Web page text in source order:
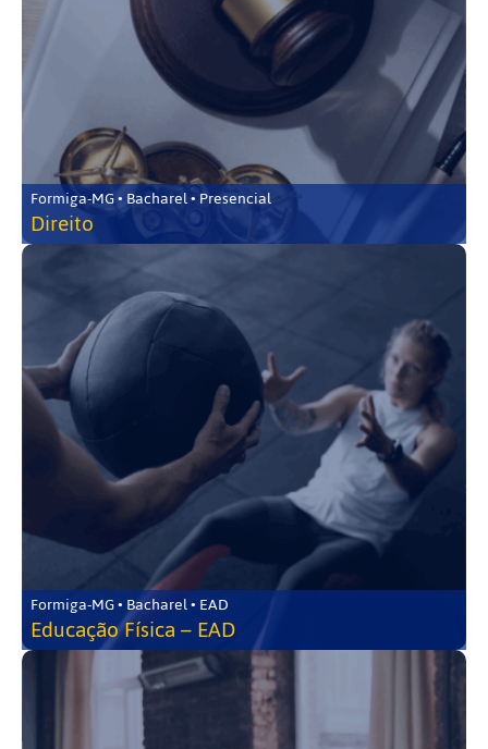
Formiga-MG • Bacharel • Presencial
Direito
Formiga-MG • Bacharel • EAD
Educação Física – EAD